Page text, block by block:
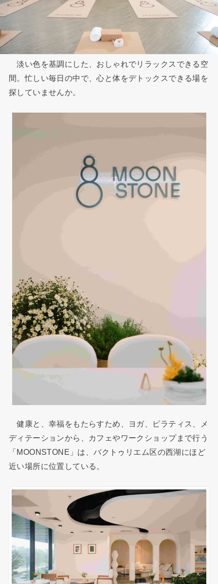
淡い色を基調にした、おしゃれでリラックスできる空
間。忙しい毎日の中で、心と体をデトックスできる場を
探していませんか。
健康と、幸福をもたらすため、ヨガ、ピラティス、メ
ディテーションから、カフェやワークショップまで行う
「MOONSTONE」は、バクトゥリエム区の西湖にほど
近い場所に位置している。